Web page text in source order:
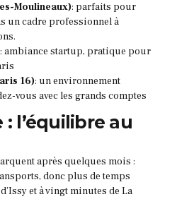
Moulineaux): parfaits pour
un cadre professionnel à
: ambiance startup, pratique pour
16): un environnement
vous avec les grands comptes
l’équilibre au
après quelques mois :
donc plus de temps
et à vingt minutes de La